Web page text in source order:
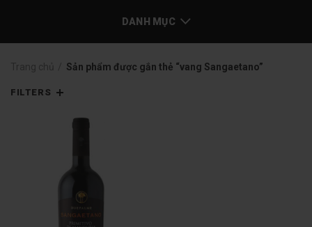
DANH MỤC
Sản phẩm được gắn thẻ “vang Sangaetano”
FILTERS